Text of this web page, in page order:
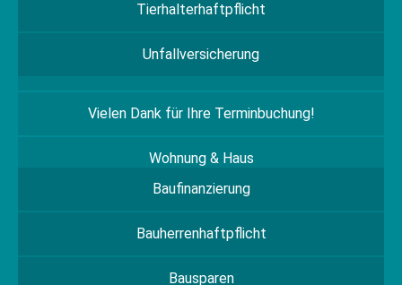
Tierhalterhaftpflicht
Unfallversicherung
Vielen Dank für Ihre Terminbuchung!
Wohnung & Haus
Baufinanzierung
Bauherrenhaftpflicht
Bausparen